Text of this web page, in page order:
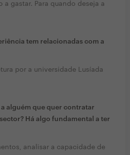
a gastar. Para quando deseja a
tem relacionadas com a
por a universidade Lusíada
alguém que quer contratar
Há algo fundamental a ter
analisar a capacidade de